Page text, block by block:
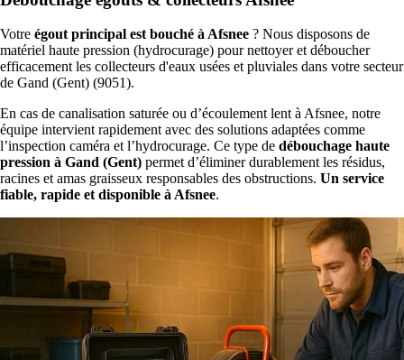
Votre égout principal est bouché à Afsnee ? Nous disposons de
matériel haute pression (hydrocurage) pour nettoyer et déboucher
efficacement les collecteurs d'eaux usées et pluviales dans votre secteur
de Gand (Gent) (9051).
En cas de canalisation saturée ou d’écoulement lent à Afsnee, notre
équipe intervient rapidement avec des solutions adaptées comme
l’inspection caméra et l’hydrocurage. Ce type de débouchage haute
pression à Gand (Gent) permet d’éliminer durablement les résidus,
racines et amas graisseux responsables des obstructions. Un service
fiable, rapide et disponible à Afsnee.